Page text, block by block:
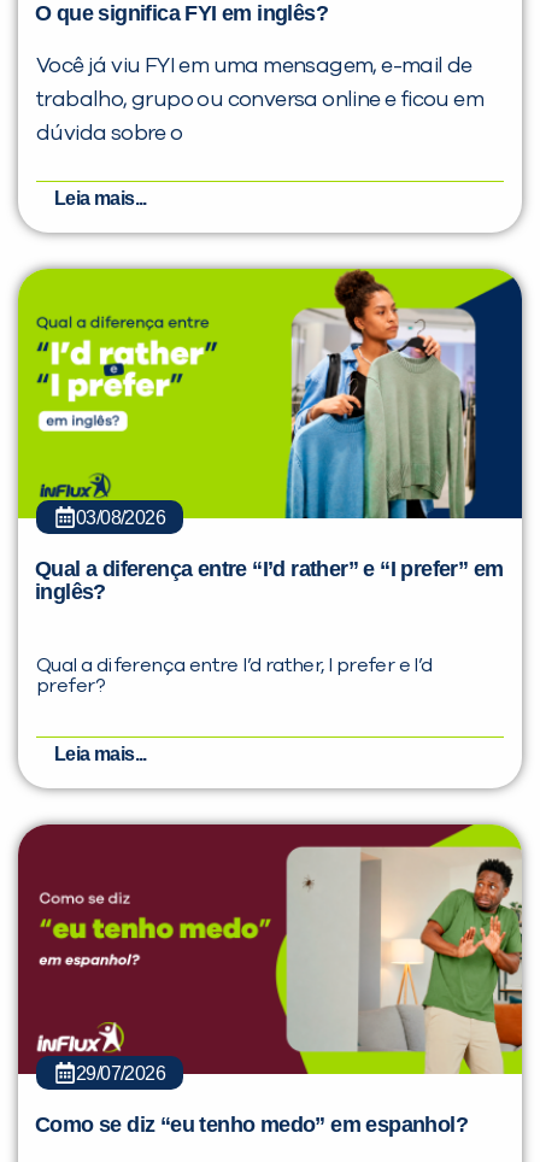
O que significa FYI em inglês?
Você já viu FYI em uma mensagem, e-mail de
trabalho, grupo ou conversa online e ficou em
dúvida sobre o
Leia mais...
03/08/2026
Qual a diferença entre “I’d rather” e “I prefer” em
inglês?
Qual a diferença entre I’d rather, I prefer e I’d
prefer?
Leia mais...
29/07/2026
Como se diz “eu tenho medo” em espanhol?